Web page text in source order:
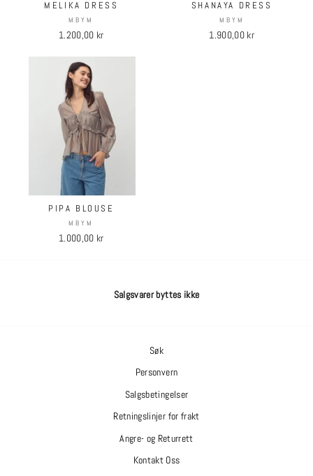
MELIKA DRESS
MBYM
1.200,00 kr
SHANAYA DRESS
MBYM
1.900,00 kr
PIPA BLOUSE
MBYM
1.000,00 kr
Salgsvarer byttes ikke
Søk
Personvern
Salgsbetingelser
Retningslinjer for frakt
Angre- og Returrett
Kontakt Oss